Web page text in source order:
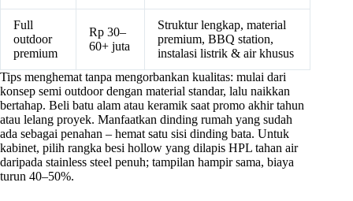
Full
outdoor
premium
Rp 30–
60+ juta
Struktur lengkap, material
premium, BBQ station,
instalasi listrik & air khusus
Tips menghemat tanpa mengorbankan kualitas: mulai dari
konsep semi outdoor dengan material standar, lalu naikkan
bertahap. Beli batu alam atau keramik saat promo akhir tahun
atau lelang proyek. Manfaatkan dinding rumah yang sudah
ada sebagai penahan – hemat satu sisi dinding bata. Untuk
kabinet, pilih rangka besi hollow yang dilapis HPL tahan air
daripada stainless steel penuh; tampilan hampir sama, biaya
turun 40–50%.